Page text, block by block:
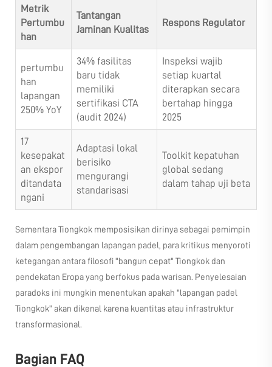
Metrik
Pertumbu
han
Tantangan
Jaminan Kualitas
Respons Regulator
pertumbu
han
lapangan
250% YoY
34% fasilitas
baru tidak
memiliki
sertifikasi CTA
(audit 2024)
Inspeksi wajib
setiap kuartal
diterapkan secara
bertahap hingga
2025
17
kesepakat
an ekspor
ditandata
ngani
Adaptasi lokal
berisiko
mengurangi
standarisasi
Toolkit kepatuhan
global sedang
dalam tahap uji beta
Sementara Tiongkok memposisikan dirinya sebagai pemimpin
dalam pengembangan lapangan padel, para kritikus menyoroti
ketegangan antara filosofi "bangun cepat" Tiongkok dan
pendekatan Eropa yang berfokus pada warisan. Penyelesaian
paradoks ini mungkin menentukan apakah "lapangan padel
Tiongkok" akan dikenal karena kuantitas atau infrastruktur
transformasional.
Bagian FAQ